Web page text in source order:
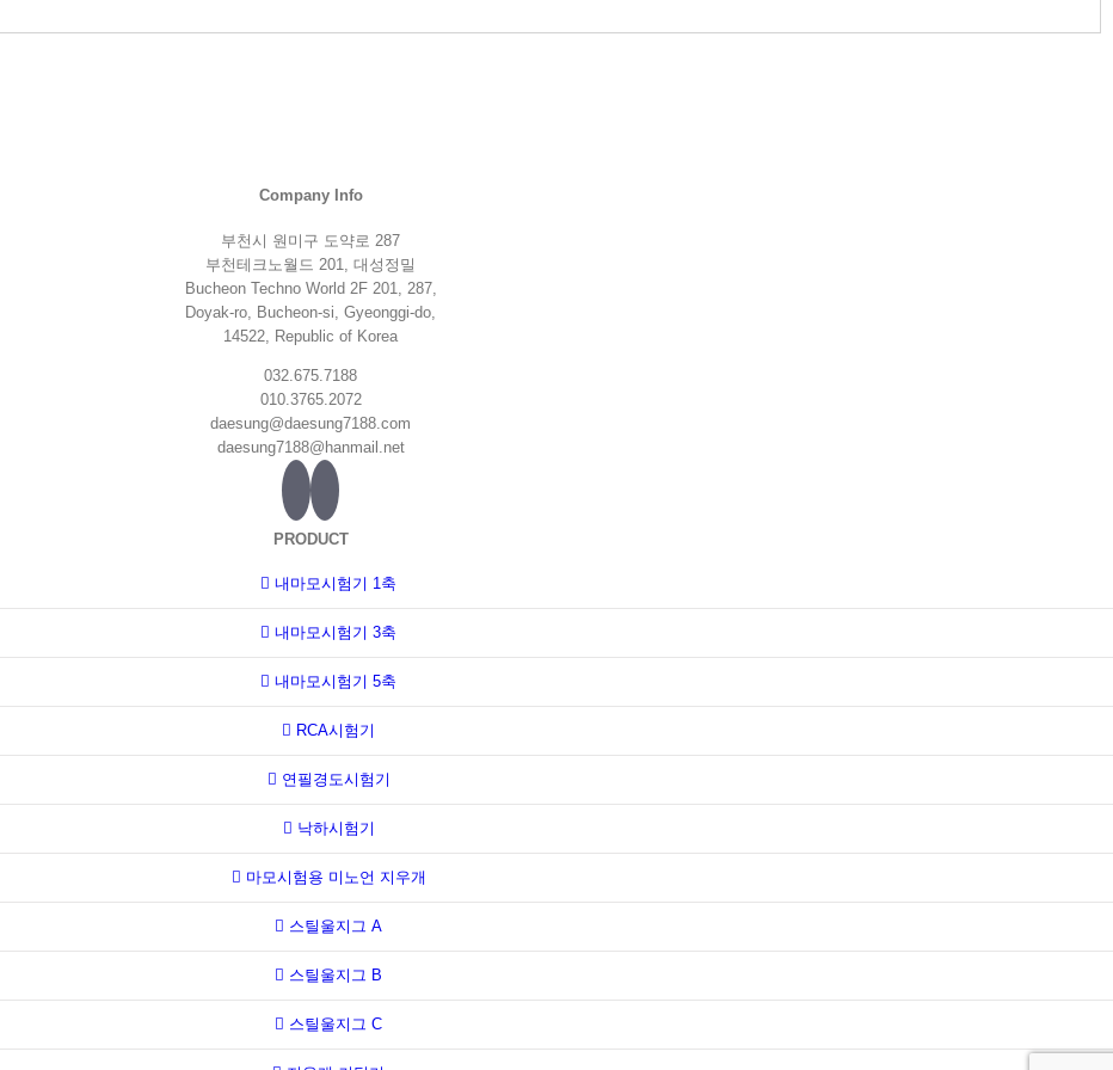
Company Info
부천시 원미구 도약로 287
부천테크노월드 201, 대성정밀
Bucheon Techno World 2F 201, 287,
Doyak-ro, Bucheon-si, Gyeonggi-do,
14522, Republic of Korea
032.675.7188
010.3765.2072
daesung@daesung7188.com
daesung7188@hanmail.net
PRODUCT
내마모시험기 1축
내마모시험기 3축
내마모시험기 5축
RCA시험기
연필경도시험기
낙하시험기
마모시험용 미노언 지우개
스틸울지그 A
스틸울지그 B
스틸울지그 C